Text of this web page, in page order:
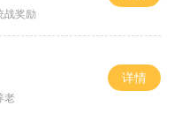
战奖励
老
详情